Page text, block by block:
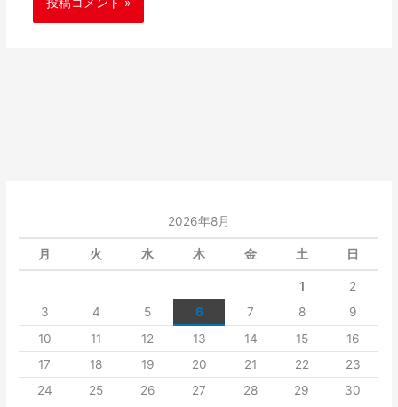
2026年8月
月 火 水 木 金 土 日
1
2
3
4 5 6 7 8
9
10
11 12 13 14 15
16
17
18 19 20 21 22
23
24
25 26 27 28 29
30